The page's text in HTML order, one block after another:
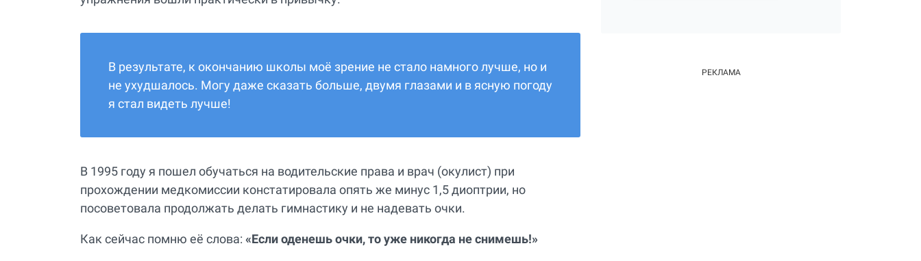
В результате, к окончанию школы моё зрение не стало намного лучше, но и
не ухудшалось. Могу даже сказать больше, двумя глазами и в ясную погоду
я стал видеть лучше!
В 1995 году я пошел обучаться на водительские права и врач (окулист) при
прохождении медкомиссии констатировала опять же минус 1,5 диоптрии, но
посоветовала продолжать делать гимнастику и не надевать очки.
Как сейчас помню её слова: «Если оденешь очки, то уже никогда не снимешь!»